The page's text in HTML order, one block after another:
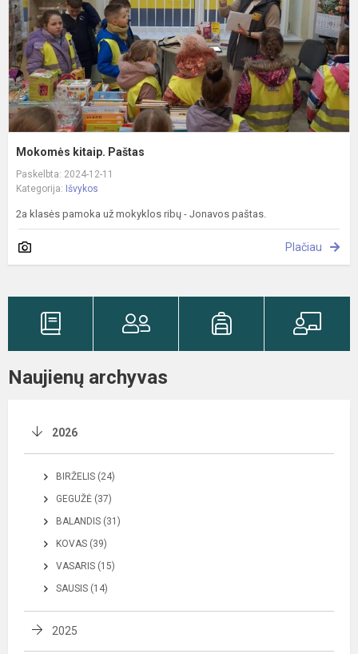
Mokomės kitaip. Paštas
Paskelbta: 2024-12-11
Kategorija: Išvykos
2a klasės pamoka už mokyklos ribų - Jonavos paštas.
Plačiau
Naujienų archyvas
2026
BIRŽELIS (24)
GEGUŽĖ (37)
BALANDIS (31)
KOVAS (39)
VASARIS (15)
SAUSIS (14)
2025